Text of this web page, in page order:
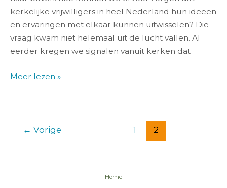
kerkelijke vrijwilligers in heel Nederland hun ideeën
en ervaringen met elkaar kunnen uitwisselen? Die
vraag kwam niet helemaal uit de lucht vallen. Al
eerder kregen we signalen vanuit kerken dat
Meer lezen »
← Vorige 1 2
Home